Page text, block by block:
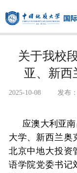
关于我校
亚、新西
2025-10-08 发布
应澳大利亚
大学、新西兰奥
北京中地大投资
语学院党委书记